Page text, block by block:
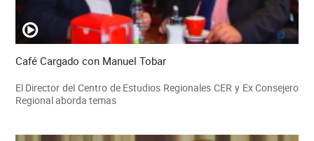
Café Cargado con Manuel Tobar
El Director del Centro de Estudios Regionales CER y Ex Consejero
Regional aborda temas